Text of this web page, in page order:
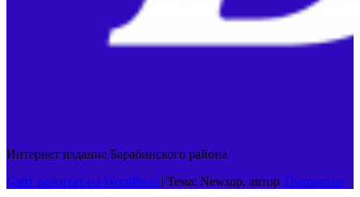
Интернет издание Барабинского района
Сайт работает на WordPress | Тема: Newsup, автор Themeansar